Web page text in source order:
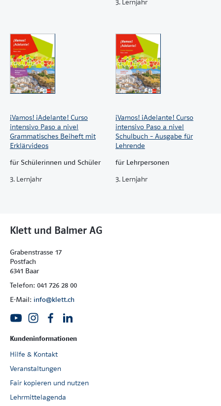
3. Lernjahr
¡Vamos! ¡Adelante! Curso
intensivo Paso a nivel
Grammatisches Beiheft mit
Erklärvideos
für Schülerinnen und Schüler
3. Lernjahr
¡Vamos! ¡Adelante! Curso
intensivo Paso a nivel
Schulbuch – Ausgabe für
Lehrende
für Lehrpersonen
3. Lernjahr
Klett und Balmer AG
Grabenstrasse 17
Postfach
6341 Baar
Telefon: 041 726 28 00
E-Mail: info@klett.ch
Kundeninformationen
Hilfe & Kontakt
Veranstaltungen
Fair kopieren und nutzen
Lehrmittelagenda